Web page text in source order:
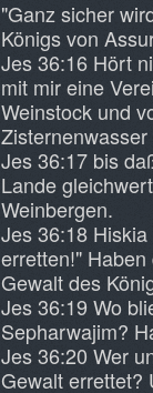
"Ganz sicher
Königs von
Jes 36:16 Hört
mit mir eine
Weinstock und
Jes 36:17 bis
Lande
Weinbergen.
Jes 36:18
erretten!"
Gewalt des
Jes 36:19 Wo
Sepharwajim?
Jes 36:20 Wer
Gewalt errettet?